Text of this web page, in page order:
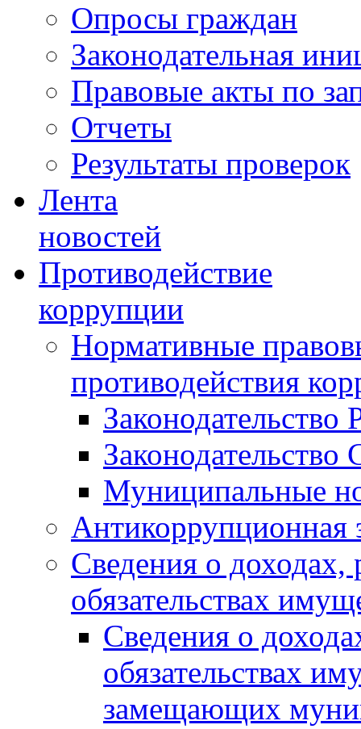
Опросы граждан
Законодательная
Правовые акты по
Отчеты
Результаты проверок
Лента
новостей
Противодействие
коррупции
Нормативные
противодействия
Законодательство
Муниципальные
Антикоррупционная
Сведения о доходах,
обязательствах
Сведения о
обязательствах
замещающих